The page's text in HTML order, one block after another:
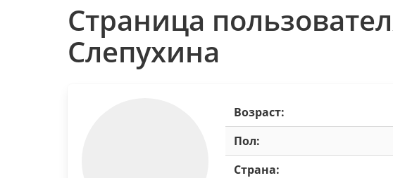
Страница
Слепухина
Возраст:
Пол:
Страна: